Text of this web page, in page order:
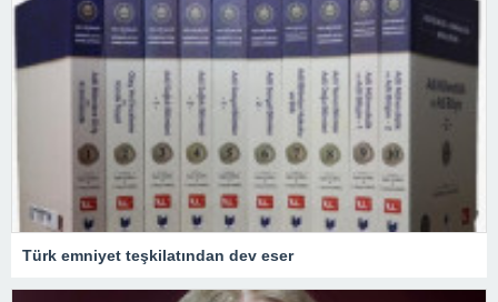
Türk emniyet teşkilatından dev eser